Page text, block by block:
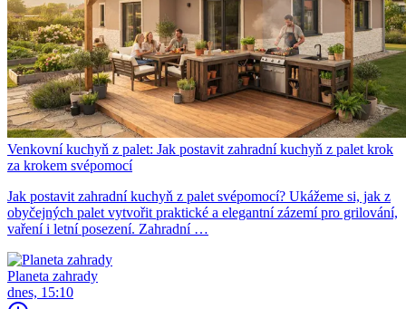
Venkovní kuchyň z palet: Jak postavit zahradní kuchyň z palet krok
za krokem svépomocí
Jak postavit zahradní kuchyň z palet svépomocí? Ukážeme si, jak z
obyčejných palet vytvořit praktické a elegantní zázemí pro grilování,
vaření i letní posezení. Zahradní …
Planeta zahrady
dnes, 15:10